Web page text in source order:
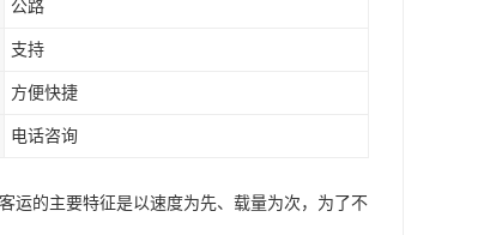
公路
支持
方便快捷
电话咨询
运的主要特征是以速度为先、载量为次，为了不